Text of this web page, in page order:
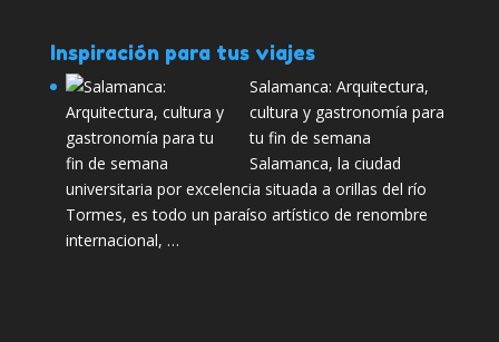
Inspiración para tus viajes
Salamanca: Arquitectura,
cultura y gastronomía para
tu fin de semana
Salamanca, la ciudad
universitaria por excelencia situada a orillas del río
Tormes, es todo un paraíso artístico de renombre
internacional, …